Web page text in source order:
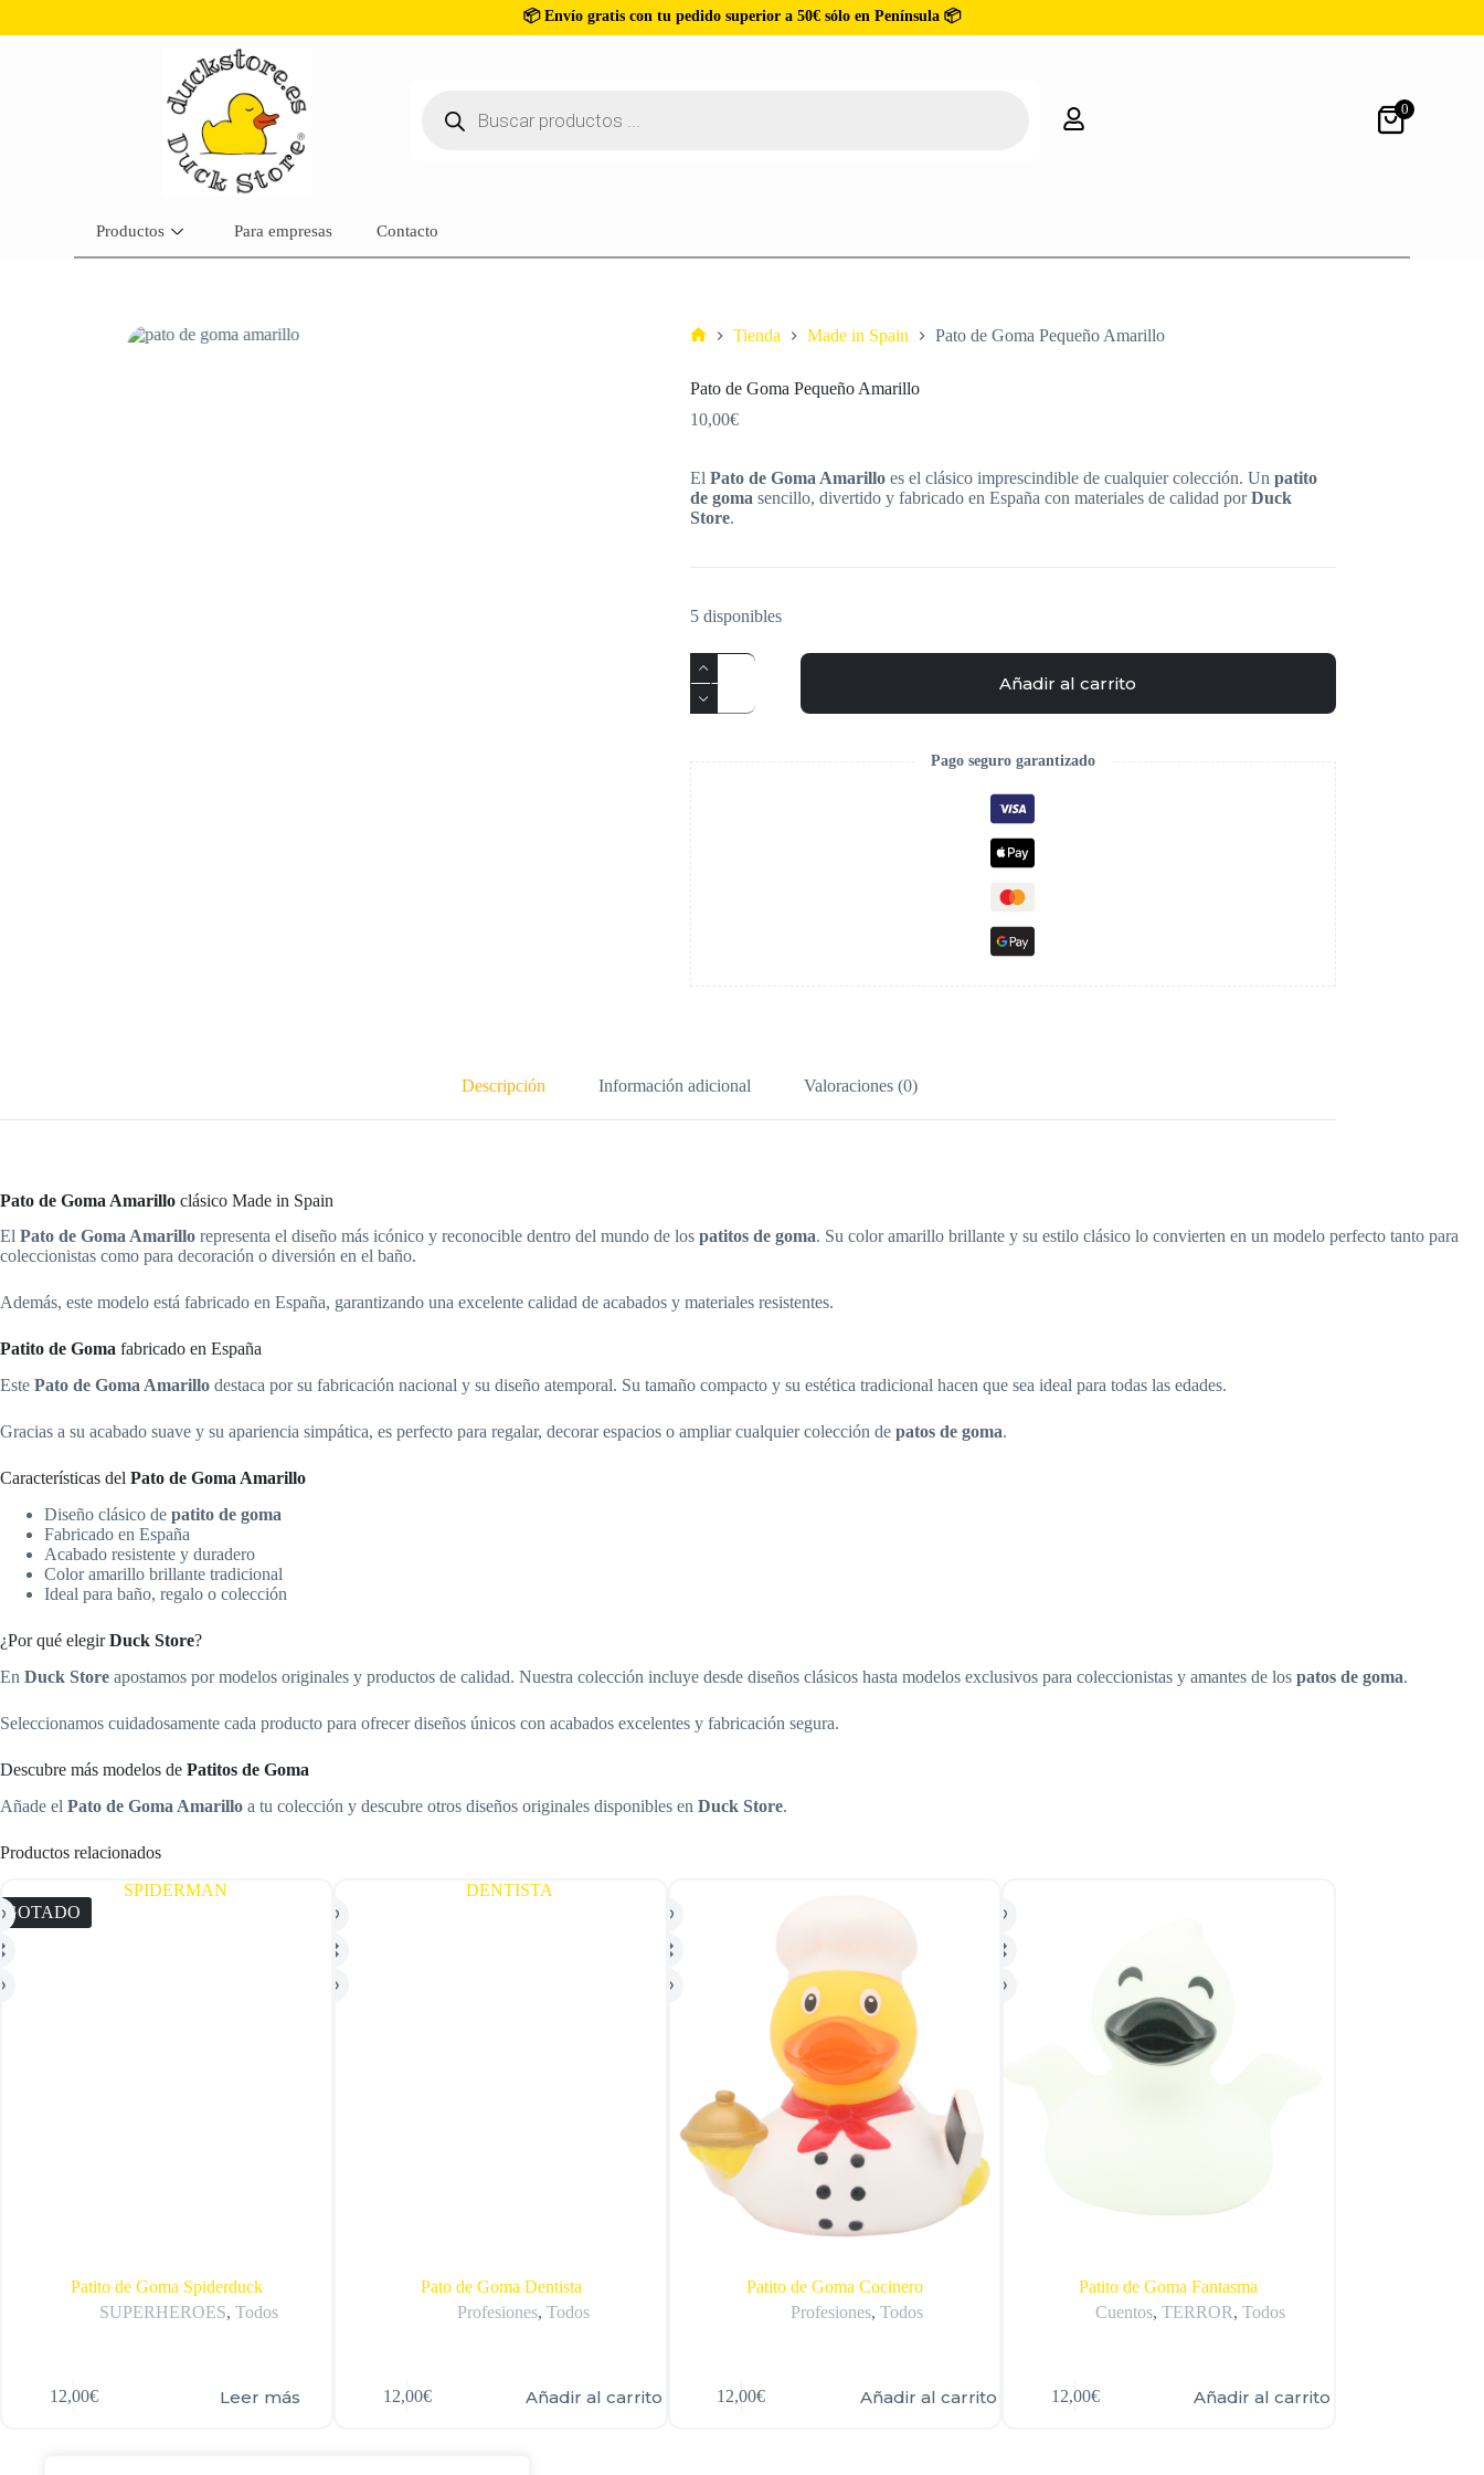
📦 Envío gratis con tu pedido superior a 50€ sólo en Península 📦
0
Productos Para empresas Contacto
Tienda Made in Spain Pato de Goma Pequeño Amarillo
Pato de Goma Pequeño Amarillo
10,00€
El Pato de Goma Amarilloes el clásico imprescindible de cualquier colección. Un patito
de goma sencillo, divertido y fabricado en España con materiales de calidad porDuck
Store.
5 disponibles
Añadir al carrito
Pago seguro garantizado
Descripción Información adicional Valoraciones (0)
Pato de Goma Amarillo clásico Made in Spain
El Pato de Goma Amarillo representa el diseño más icónico y reconocible dentro del mundo de los patitos de goma. Su color amarillo brillante y su estilo clásico lo convierten en un modelo perfecto tanto para
coleccionistas como para decoración o diversión en el baño.
Además, este modelo está fabricado en España, garantizando una excelente calidad de acabados y materiales resistentes.
Patito de Goma fabricado en España
Este Pato de Goma Amarillo destaca por su fabricación nacional y su diseño atemporal. Su tamaño compacto y su estética tradicional hacen que sea ideal para todas las edades.
Gracias a su acabado suave y su apariencia simpática, es perfecto para regalar, decorar espacios o ampliar cualquier colección de patos de goma.
Características del Pato de Goma Amarillo
Diseño clásico de patito de goma
Fabricado en España
Acabado resistente y duradero
Color amarillo brillante tradicional
Ideal para baño, regalo o colección
¿Por qué elegirDuck Store?
En Duck Store apostamos por modelos originales y productos de calidad. Nuestra colección incluye desde diseños clásicos hasta modelos exclusivos para coleccionistas y amantes de los patos de goma.
Seleccionamos cuidadosamente cada producto para ofrecer diseños únicos con acabados excelentes y fabricación segura.
Descubre más modelos de Patitos de Goma
Añade el Pato de Goma Amarillo a tu colección y descubre otros diseños originales disponibles en Duck Store.
Productos relacionados
Patito de Goma Spiderduck
SUPERHEROES,Todos
12,00€ Leer más
Pato de Goma Dentista
Profesiones, Todos
12,00€ Añadir al carrito
Patito de Goma Cocinero
Profesiones, Todos
12,00€ Añadir al carrito
Patito de Goma Fantasma
Cuentos,TERROR,Todos
12,00€ Añadir al carrito